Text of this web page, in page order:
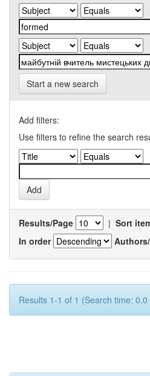
Start a new search
Add filters:
Use filters to refine the search
Results/Page | Sort
In order
Results 1-1 of 1 (Search time: